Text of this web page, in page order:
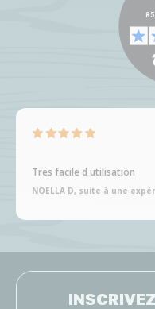
Tres facile d utilisation
NOELLA D, suite à une